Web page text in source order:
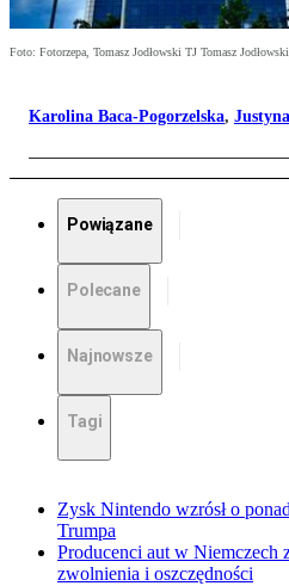
Foto: Fotorzepa, Tomasz Jodłowski TJ Tomasz Jodłowski
Karolina Baca-Pogorzelska,
Powiązane
Polecane
Najnowsze
Tagi
Zysk Nintendo wzrósł o
Trumpa
Producenci aut w Niemczech
zwolnienia i oszczędności